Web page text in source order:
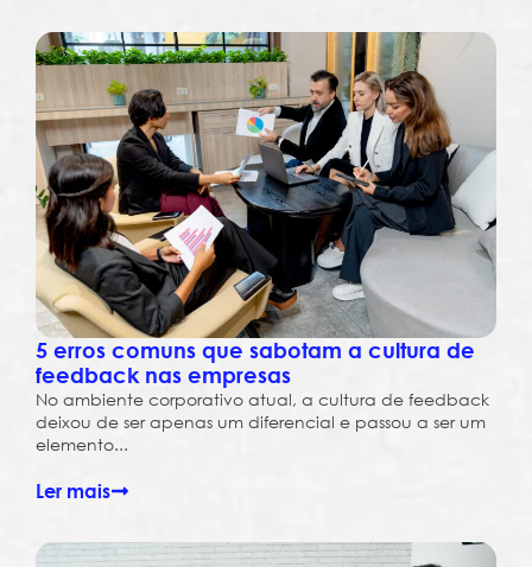
5 erros comuns que sabotam a cultura de
feedback nas empresas
No ambiente corporativo atual, a cultura de feedback
deixou de ser apenas um diferencial e passou a ser um
elemento...
Ler mais